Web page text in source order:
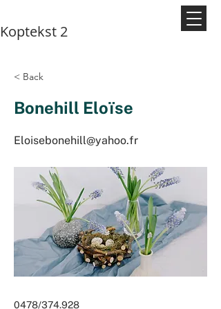
Koptekst 2
< Back
Bonehill Eloïse
Eloisebonehill@yahoo.fr
0478/374.928